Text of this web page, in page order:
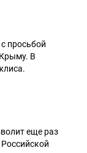
просьбой
В
еще раз